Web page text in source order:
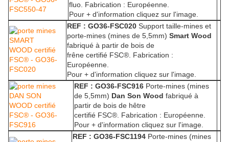
fluo. Fabrication : Européenne.
Pour + d'information cliquez sur l'image.
REF : GO36-FSC020 Support taille-mines et
porte-mines (mines de 5,5mm) Smart Wood
fabriqué à partir de bois de
frêne certifié FSC®. Fabrication :
Européenne.
Pour + d'information cliquez sur l'image.
REF : GO36-FSC916 Porte-mines (mines
de 5,5mm) Dan Son Wood fabriqué à
partir de bois de hêtre
certifié FSC®. Fabrication : Européenne.
Pour + d'information cliquez sur l'image.
REF : GO36-FSC1194 Porte-mines (mines